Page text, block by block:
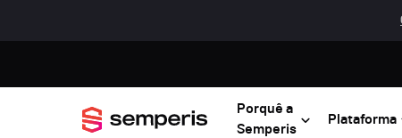
Porquê a
Semperis
Plataforma